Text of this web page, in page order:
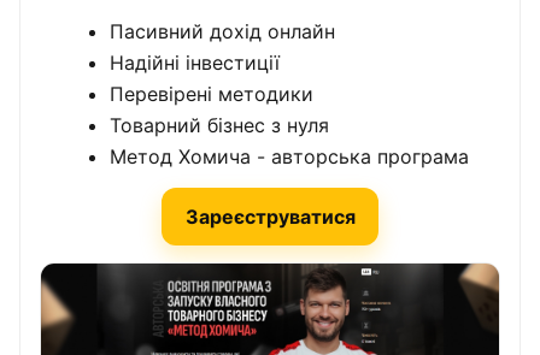
Пасивний дохід онлайн
Надійні інвестиції
Перевірені методики
Товарний бізнес з нуля
Метод Хомича - авторська програма
Зареєструватися